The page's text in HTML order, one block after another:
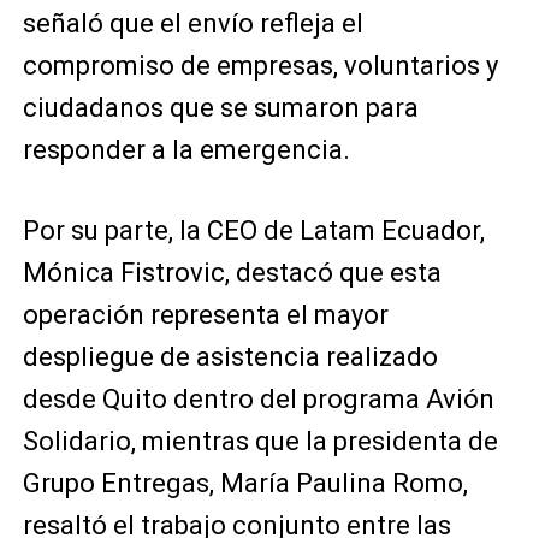
señaló que el envío refleja el
compromiso de empresas, voluntarios y
ciudadanos que se sumaron para
responder a la emergencia.
Por su parte, la CEO de Latam Ecuador,
Mónica Fistrovic, destacó que esta
operación representa el mayor
despliegue de asistencia realizado
desde Quito dentro del programa Avión
Solidario, mientras que la presidenta de
Grupo Entregas, María Paulina Romo,
resaltó el trabajo conjunto entre las